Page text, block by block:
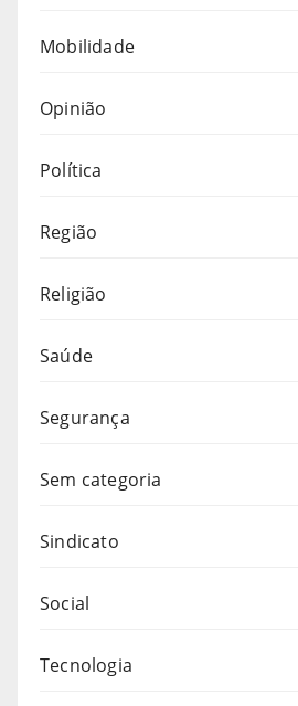
Mobilidade
Opinião
Política
Região
Religião
Saúde
Segurança
Sem categoria
Sindicato
Social
Tecnologia